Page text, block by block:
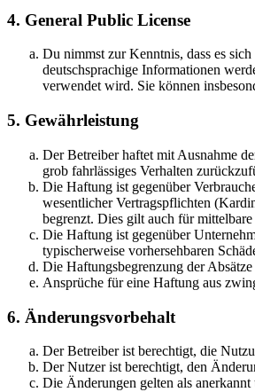
4. General Public License
Du nimmst zur Kenntnis, dass es
deutschsprachige Informationen
verwendet wird. Sie können
5. Gewährleistung
Der Betreiber haftet mit Ausnahme
grob fahrlässiges Verhalten
Die Haftung ist gegenüber
wesentlicher Vertragspflichten
begrenzt. Dies gilt auch für
Die Haftung ist gegenüber
typischerweise vorhersehbaren
Die Haftungsbegrenzung der
Ansprüche für eine Haftung aus
6. Änderungsvorbehalt
Der Betreiber ist berechtigt, die
Der Nutzer ist berechtigt, den
Die Änderungen gelten als